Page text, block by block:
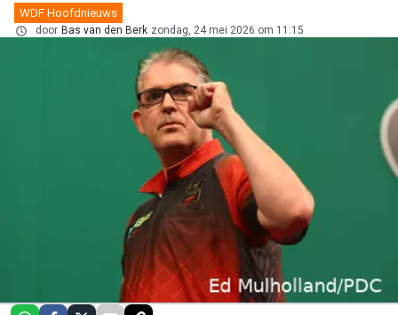
WDF Hoofdnieuws
door Bas van den Berk zondag, 24 mei 2026 om 11:15